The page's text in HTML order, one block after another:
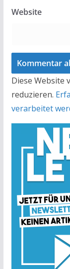
Website
Diese Website
reduzieren.
verarbeitet